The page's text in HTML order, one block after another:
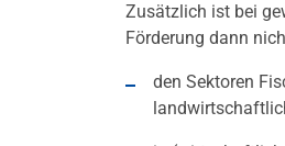
Zusätzlich ist bei
Förderung dann
den Sektoren